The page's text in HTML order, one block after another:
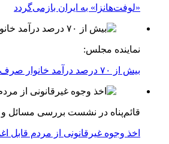
«لوفت‌هانزا» به ایران بازمی‌گردد
نماینده مجلس:
بیش از ۷۰ درصد درآمد خانوار صرف اجاره خانه می‌شود
قائم‌پناه در نشست بررسی مسائل
اخذ وجوه غیرقانونی از مردم قابل